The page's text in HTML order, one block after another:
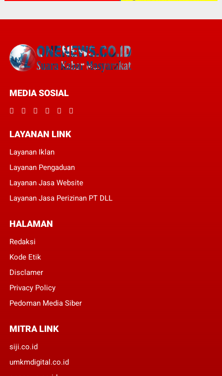
MEDIA SOSIAL
LAYANAN LINK
Layanan Iklan
Layanan Pengaduan
Layanan Jasa Website
Layanan Jasa Perizinan PT DLL
HALAMAN
Redaksi
Kode Etik
Disclamer
Privacy Policy
Pedoman Media Siber
MITRA LINK
siji.co.id
umkmdigital.co.id